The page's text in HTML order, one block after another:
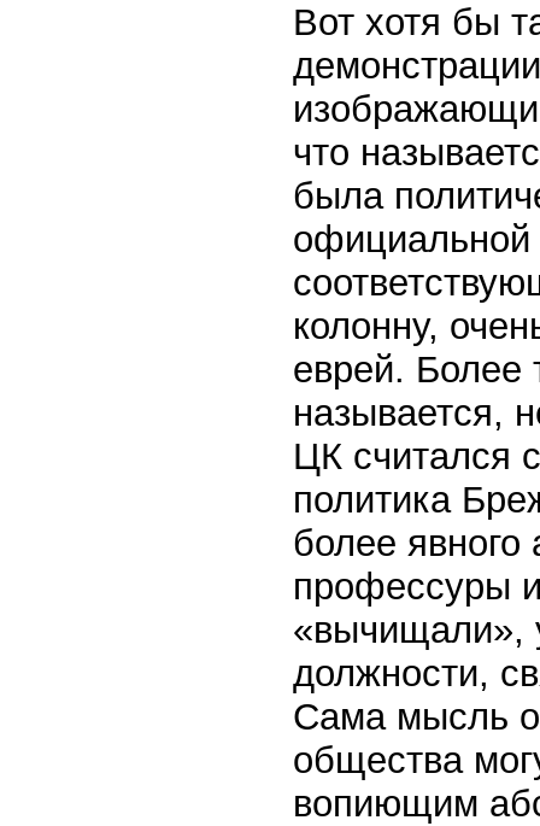
Вот хотя бы
что
была
официальной
колонну,
еврей. Более
называется,
ЦК считался
политика
более
профессуры
«вычищали»,
должности,
Сама мысль о
общества
вопиющим